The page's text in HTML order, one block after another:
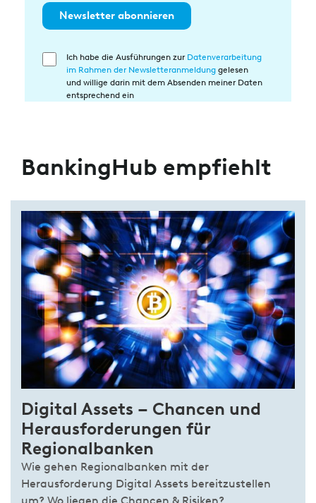
Newsletter abonnieren
Einwilligung
Ich habe die Ausführungen zur Datenverarbeitung
im Rahmen der Newsletteranmeldung gelesen
und willige darin mit dem Absenden meiner Daten
entsprechend ein
BankingHub empfiehlt
Digital Assets – Chancen und
Herausforderungen für
Regionalbanken
Wie gehen Regionalbanken mit der
Herausforderung Digital Assets bereitzustellen